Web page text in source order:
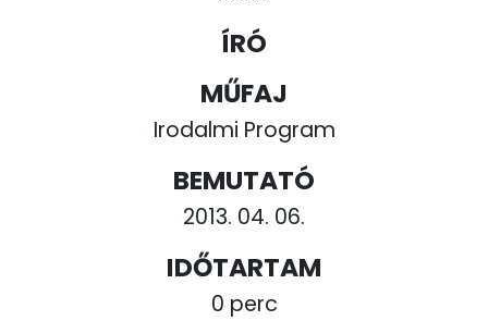
ÍRÓ
MŰFAJ
Irodalmi Program
BEMUTATÓ
2013. 04. 06.
IDŐTARTAM
0 perc